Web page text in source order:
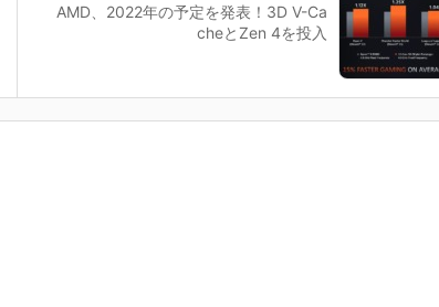
AMD、2022年の予定を発表！3D V-Ca
cheとZen 4を投入